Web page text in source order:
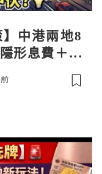
中港兩地8
形息費＋香
中伏？💡